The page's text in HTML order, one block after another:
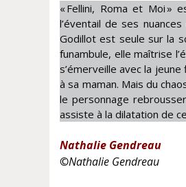
« Fellini, Roma et Moi »
l’éventail de ses
Godillot est seule sur la
funambule, elle maîtrise
s’émerveille avec la
à sa maman. Mais du
le personnage
assiste à la dilatation de
Nathalie Gendreau
©Nathalie Gendreau